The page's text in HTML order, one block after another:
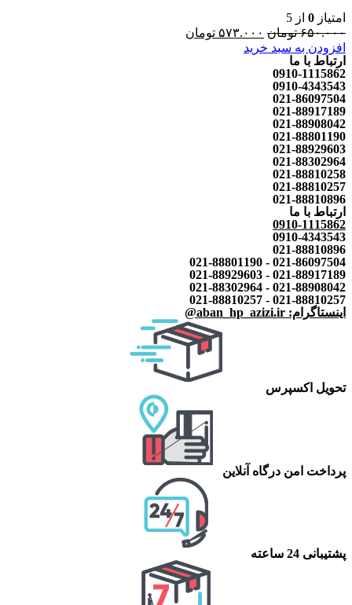
امتیاز 0 از 5
۶۵۰.۰۰۰ تومان ۵۷۳.۰۰۰ تومان
افزودن به سبد خرید
ارتباط با ما
0910-1115862
0910-4343543
021-86097504
021-88917189
021-88908042
021-88801190
021-88929603
021-88302964
021-88810258
021-88810257
021-88810896
ارتباط با ما
0910-1115862
0910-4343543
021-88810896
021-86097504 - 021-88801190
021-88917189 - 021-88929603
021-88908042 - 021-88302964
021-88810257 - 021-88810257
اینستاگرام: aban_hp_azizi.ir@
تحویل اکسپرس
پرداخت امن درگاه آنلاین
پشتیبانی 24 ساعته